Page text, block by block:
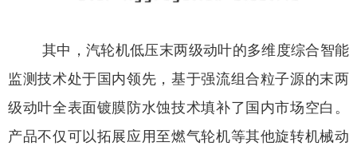
其中，汽轮机低压末两级动叶的多维度综合智能
监测技术处于国内领先，基于强流组合粒子源的末两
级动叶全表面镀膜防水蚀技术填补了国内市场空白。
产品不仅可以拓展应用至燃气轮机等其他旋转机械动